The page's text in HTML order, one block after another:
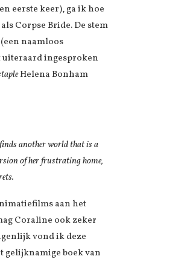
eerste keer), ga ik hoe
Corpse Bride. De stem
naamloos
uiteraard ingesproken
Helena Bonham
another world that is a
of her frustrating home,
aan het
Coraline ook zeker
vond ik deze
gelijknamige boek van